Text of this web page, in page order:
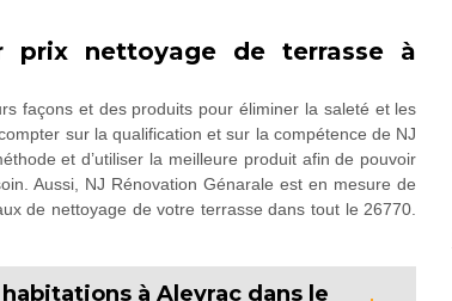
prix nettoyage de terrasse à
façons et des produits pour éliminer la saleté et les
sur la qualification et sur la compétence de NJ
et d’utiliser la meilleure produit afin de pouvoir
Aussi, NJ Rénovation Génarale est en mesure de
de nettoyage de votre terrasse dans tout le 26770.
à Aleyrac dans le